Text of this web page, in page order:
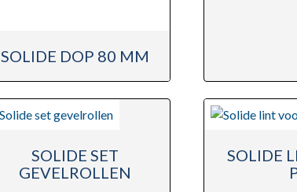
SOLIDE DOP 80 MM
SOLIDE SET
GEVELROLLEN
SOLIDE